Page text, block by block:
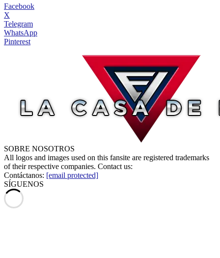
Facebook
X
Telegram
WhatsApp
Pinterest
SOBRE NOSOTROS
All logos and images used on this fansite are registered trademarks
of their respective companies. Contact us:
Contáctanos: [email protected]
SÍGUENOS